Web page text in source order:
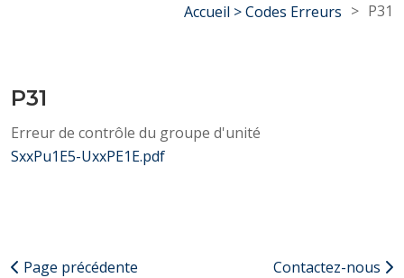
Accueil >Codes Erreurs > P31
P31
Erreur de contrôle du groupe d'unité
SxxPu1E5-UxxPE1E.pdf
Page précédente Contactez-nous